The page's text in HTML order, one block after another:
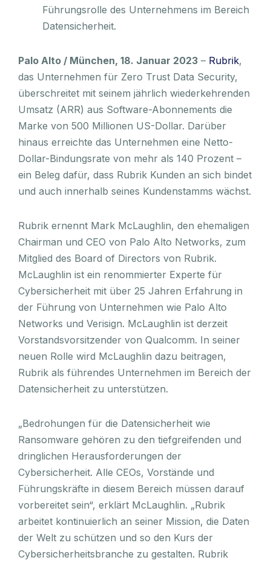
Führungsrolle des Unternehmens im Bereich
Datensicherheit.
Palo Alto / München, 18. Januar 2023 – Rubrik,
das Unternehmen für Zero Trust Data Security,
überschreitet mit seinem jährlich wiederkehrenden
Umsatz (ARR) aus Software-Abonnements die
Marke von 500 Millionen US-Dollar. Darüber
hinaus erreichte das Unternehmen eine Netto-
Dollar-Bindungsrate von mehr als 140 Prozent –
ein Beleg dafür, dass Rubrik Kunden an sich bindet
und auch innerhalb seines Kundenstamms wächst.
Rubrik ernennt Mark McLaughlin, den ehemaligen
Chairman und CEO von Palo Alto Networks, zum
Mitglied des Board of Directors von Rubrik.
McLaughlin ist ein renommierter Experte für
Cybersicherheit mit über 25 Jahren Erfahrung in
der Führung von Unternehmen wie Palo Alto
Networks und Verisign. McLaughlin ist derzeit
Vorstandsvorsitzender von Qualcomm. In seiner
neuen Rolle wird McLaughlin dazu beitragen,
Rubrik als führendes Unternehmen im Bereich der
Datensicherheit zu unterstützen.
„Bedrohungen für die Datensicherheit wie
Ransomware gehören zu den tiefgreifenden und
dringlichen Herausforderungen der
Cybersicherheit. Alle CEOs, Vorstände und
Führungskräfte in diesem Bereich müssen darauf
vorbereitet sein“, erklärt McLaughlin. „Rubrik
arbeitet kontinuierlich an seiner Mission, die Daten
der Welt zu schützen und so den Kurs der
Cybersicherheitsbranche zu gestalten. Rubrik